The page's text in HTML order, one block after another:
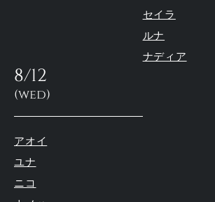
セイラ
ルナ
ナディア
8/12
(wed)
アオイ
ユナ
ニコ